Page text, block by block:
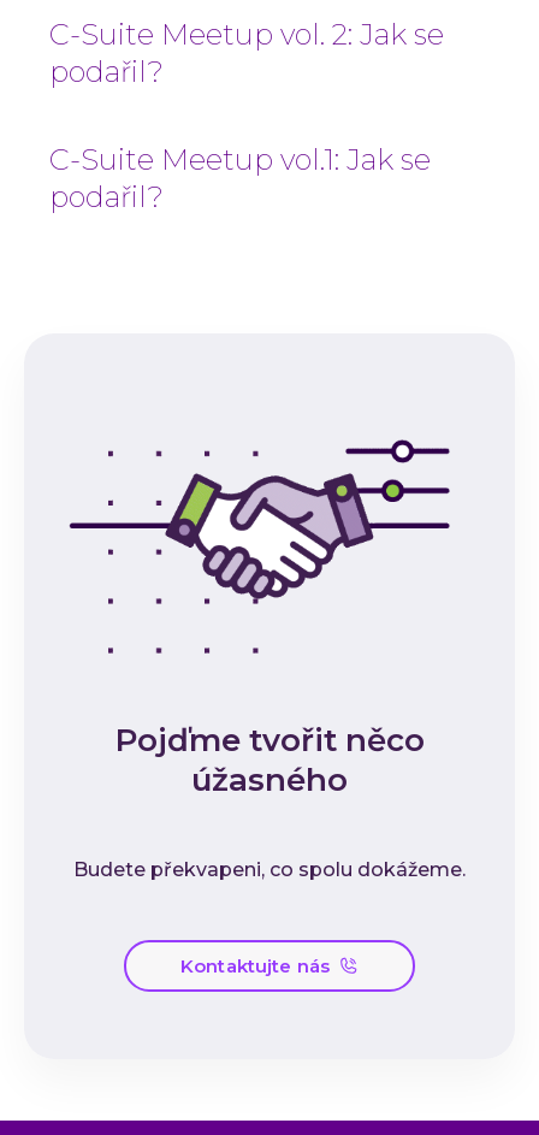
C-Suite Meetup vol. 2: Jak se
podařil?
C-Suite Meetup vol.1: Jak se
podařil?
Pojďme tvořit něco
úžasného
Budete překvapeni, co spolu dokážeme.
Kontaktujte nás